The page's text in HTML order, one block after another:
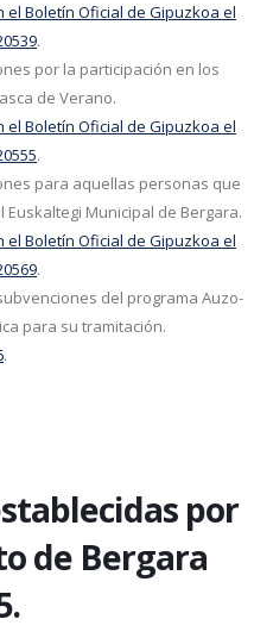
el Boletín Oficial de Gipuzkoa el
.
por la participación en los
de Verano.
el Boletín Oficial de Gipuzkoa el
.
para aquellas personas que
Municipal de Bergara.
el Boletín Oficial de Gipuzkoa el
.
del programa Auzo-
para su tramitación.
.
por
de Bergara